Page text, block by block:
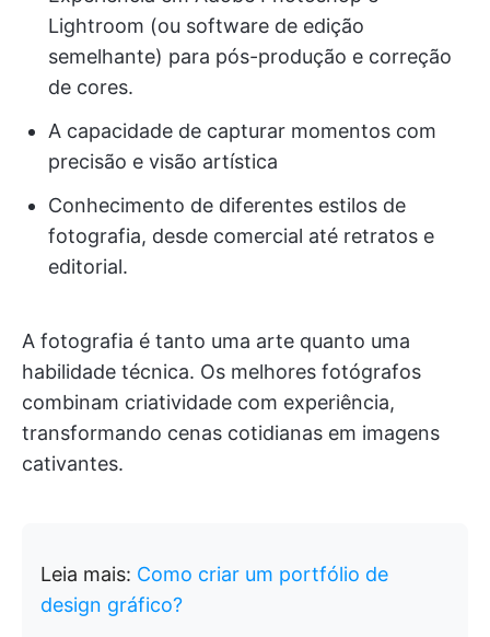
Lightroom (ou software de edição
semelhante) para pós-produção e correção
de cores.
A capacidade de capturar momentos com
precisão e visão artística
Conhecimento de diferentes estilos de
fotografia, desde comercial até retratos e
editorial.
A fotografia é tanto uma arte quanto uma
habilidade técnica. Os melhores fotógrafos
combinam criatividade com experiência,
transformando cenas cotidianas em imagens
cativantes.
Leia mais: Como criar um portfólio de
design gráfico?